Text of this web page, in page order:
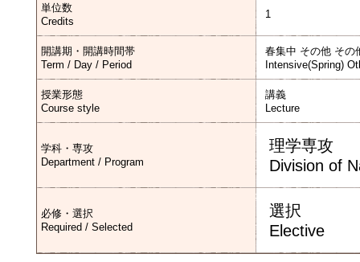
単位数
Credits
1
開講期・開講時間帯
Term / Day / Period
春集中 その他 その
Intensive(Spring)
授業形態
Course style
講義
Lecture
学科・専攻
Department / Program
理学専攻
Division of
必修・選択
Required / Selected
選択
Elective